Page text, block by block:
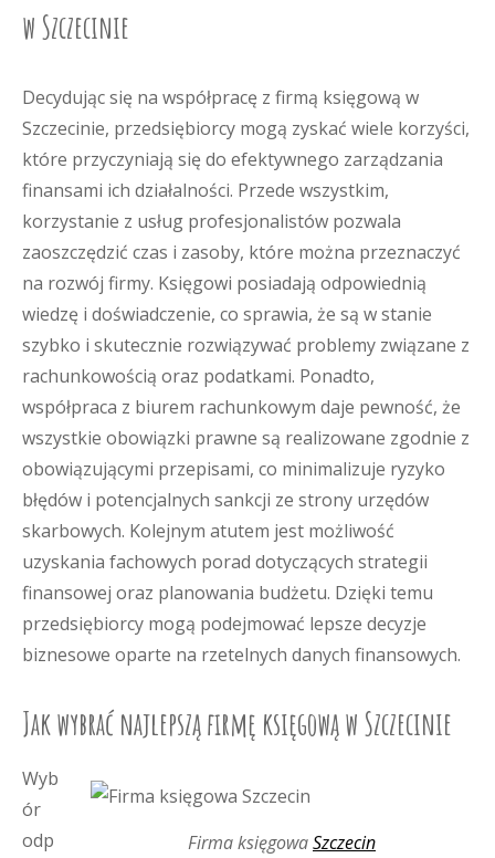
w Szczecinie
Decydując się na współpracę z firmą księgową w
Szczecinie, przedsiębiorcy mogą zyskać wiele korzyści,
które przyczyniają się do efektywnego zarządzania
finansami ich działalności. Przede wszystkim,
korzystanie z usług profesjonalistów pozwala
zaoszczędzić czas i zasoby, które można przeznaczyć
na rozwój firmy. Księgowi posiadają odpowiednią
wiedzę i doświadczenie, co sprawia, że są w stanie
szybko i skutecznie rozwiązywać problemy związane z
rachunkowością oraz podatkami. Ponadto,
współpraca z biurem rachunkowym daje pewność, że
wszystkie obowiązki prawne są realizowane zgodnie z
obowiązującymi przepisami, co minimalizuje ryzyko
błędów i potencjalnych sankcji ze strony urzędów
skarbowych. Kolejnym atutem jest możliwość
uzyskania fachowych porad dotyczących strategii
finansowej oraz planowania budżetu. Dzięki temu
przedsiębiorcy mogą podejmować lepsze decyzje
biznesowe oparte na rzetelnych danych finansowych.
Jak wybrać najlepszą firmę księgową w Szczecinie
Firma księgowaSzczecin
Wyb
ór
odp